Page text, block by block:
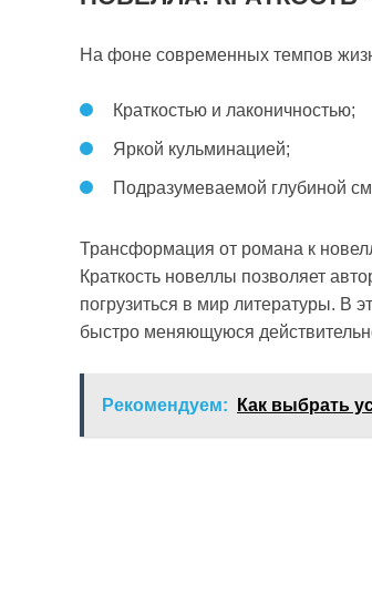
На фоне современных темпов
Краткостью и лаконичностью;
Яркой кульминацией;
Подразумеваемой глубиной
Трансформация от романа к
Краткость новеллы позволяет
погрузиться в мир литературы. В
быстро меняющуюся
Рекомендуем: Как выбрать